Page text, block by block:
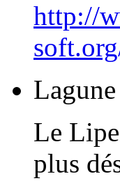
http://
Le
plus